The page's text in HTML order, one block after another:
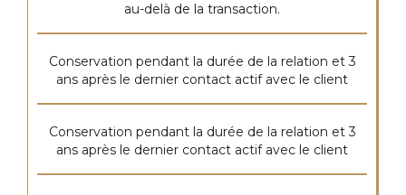
au-delà de la transaction.
Conservation pendant la durée de la relation et 3
ans après le dernier contact actif avec le client
Conservation pendant la durée de la relation et 3
ans après le dernier contact actif avec le client